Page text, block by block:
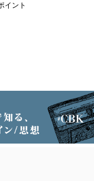
イント